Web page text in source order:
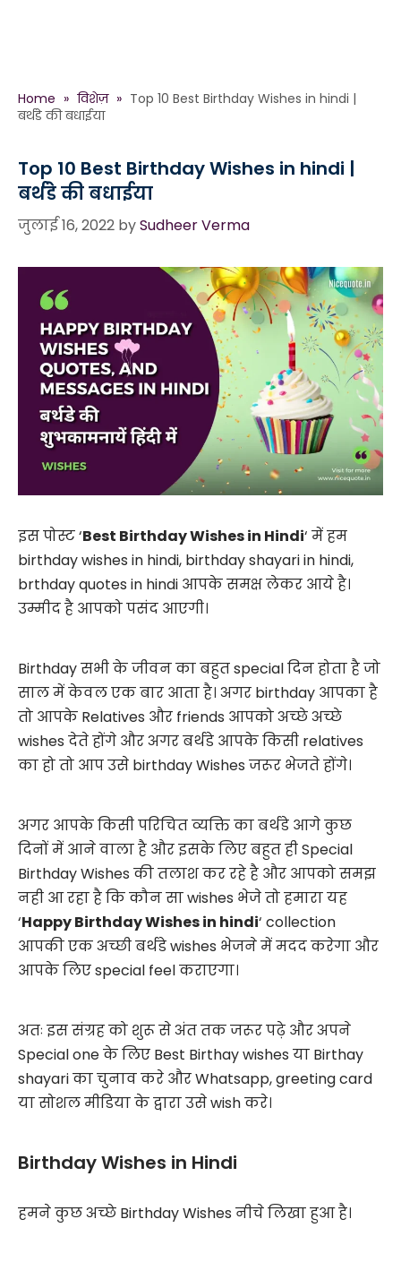
Home » विशेज़ » Top 10 Best Birthday Wishes in hindi |
बर्थडे की बधाईया
Top 10 Best Birthday Wishes in hindi |
बर्थडे की बधाईया
जुलाई 16, 2022 bySudheer Verma
इस पोस्ट ‘Best Birthday Wishes in Hindi‘ में हम
birthday wishes in hindi, birthday shayari in hindi,
brthday quotes in hindi आपके समक्ष लेकर आये है।
उम्मीद है आपको पसंद आएगी।
Birthday सभी के जीवन का बहुत special दिन होता है जो
साल में केवल एक बार आता है। अगर birthday आपका है
तो आपके Relatives और friends आपको अच्छे अच्छे
wishes देते होंगे और अगर बर्थडे आपके किसी relatives
का हो तो आप उसे birthday Wishes जरूर भेजते होंगे।
अगर आपके किसी परिचित व्यक्ति का बर्थडे आगे कुछ
दिनों में आने वाला है और इसके लिए बहुत ही Special
Birthday Wishes की तलाश कर रहे है और आपको समझ
नही आ रहा है कि कौन सा wishes भेजे तो हमारा यह
‘Happy Birthday Wishes in hindi‘ collection
आपकी एक अच्छी बर्थडे wishes भेजने में मदद करेगा और
आपके लिए special feel कराएगा।
अतः इस संग्रह को शुरू से अंत तक जरूर पढ़े और अपने
Special one के लिए Best Birthay wishes या Birthay
shayari का चुनाव करे और Whatsapp, greeting card
या सोशल मीडिया के द्वारा उसे wish करे।
Birthday Wishes in Hindi
हमने कुछ अच्छे Birthday Wishes नीचे लिखा हुआ है।